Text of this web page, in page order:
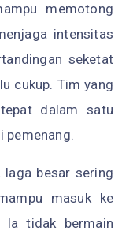
memotong
intensitas
seketat
cukup. Tim yang
dalam satu
pemenang.
besar sering
masuk ke
tidak bermain